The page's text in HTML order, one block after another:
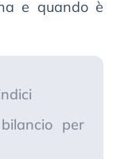
e quando è
per